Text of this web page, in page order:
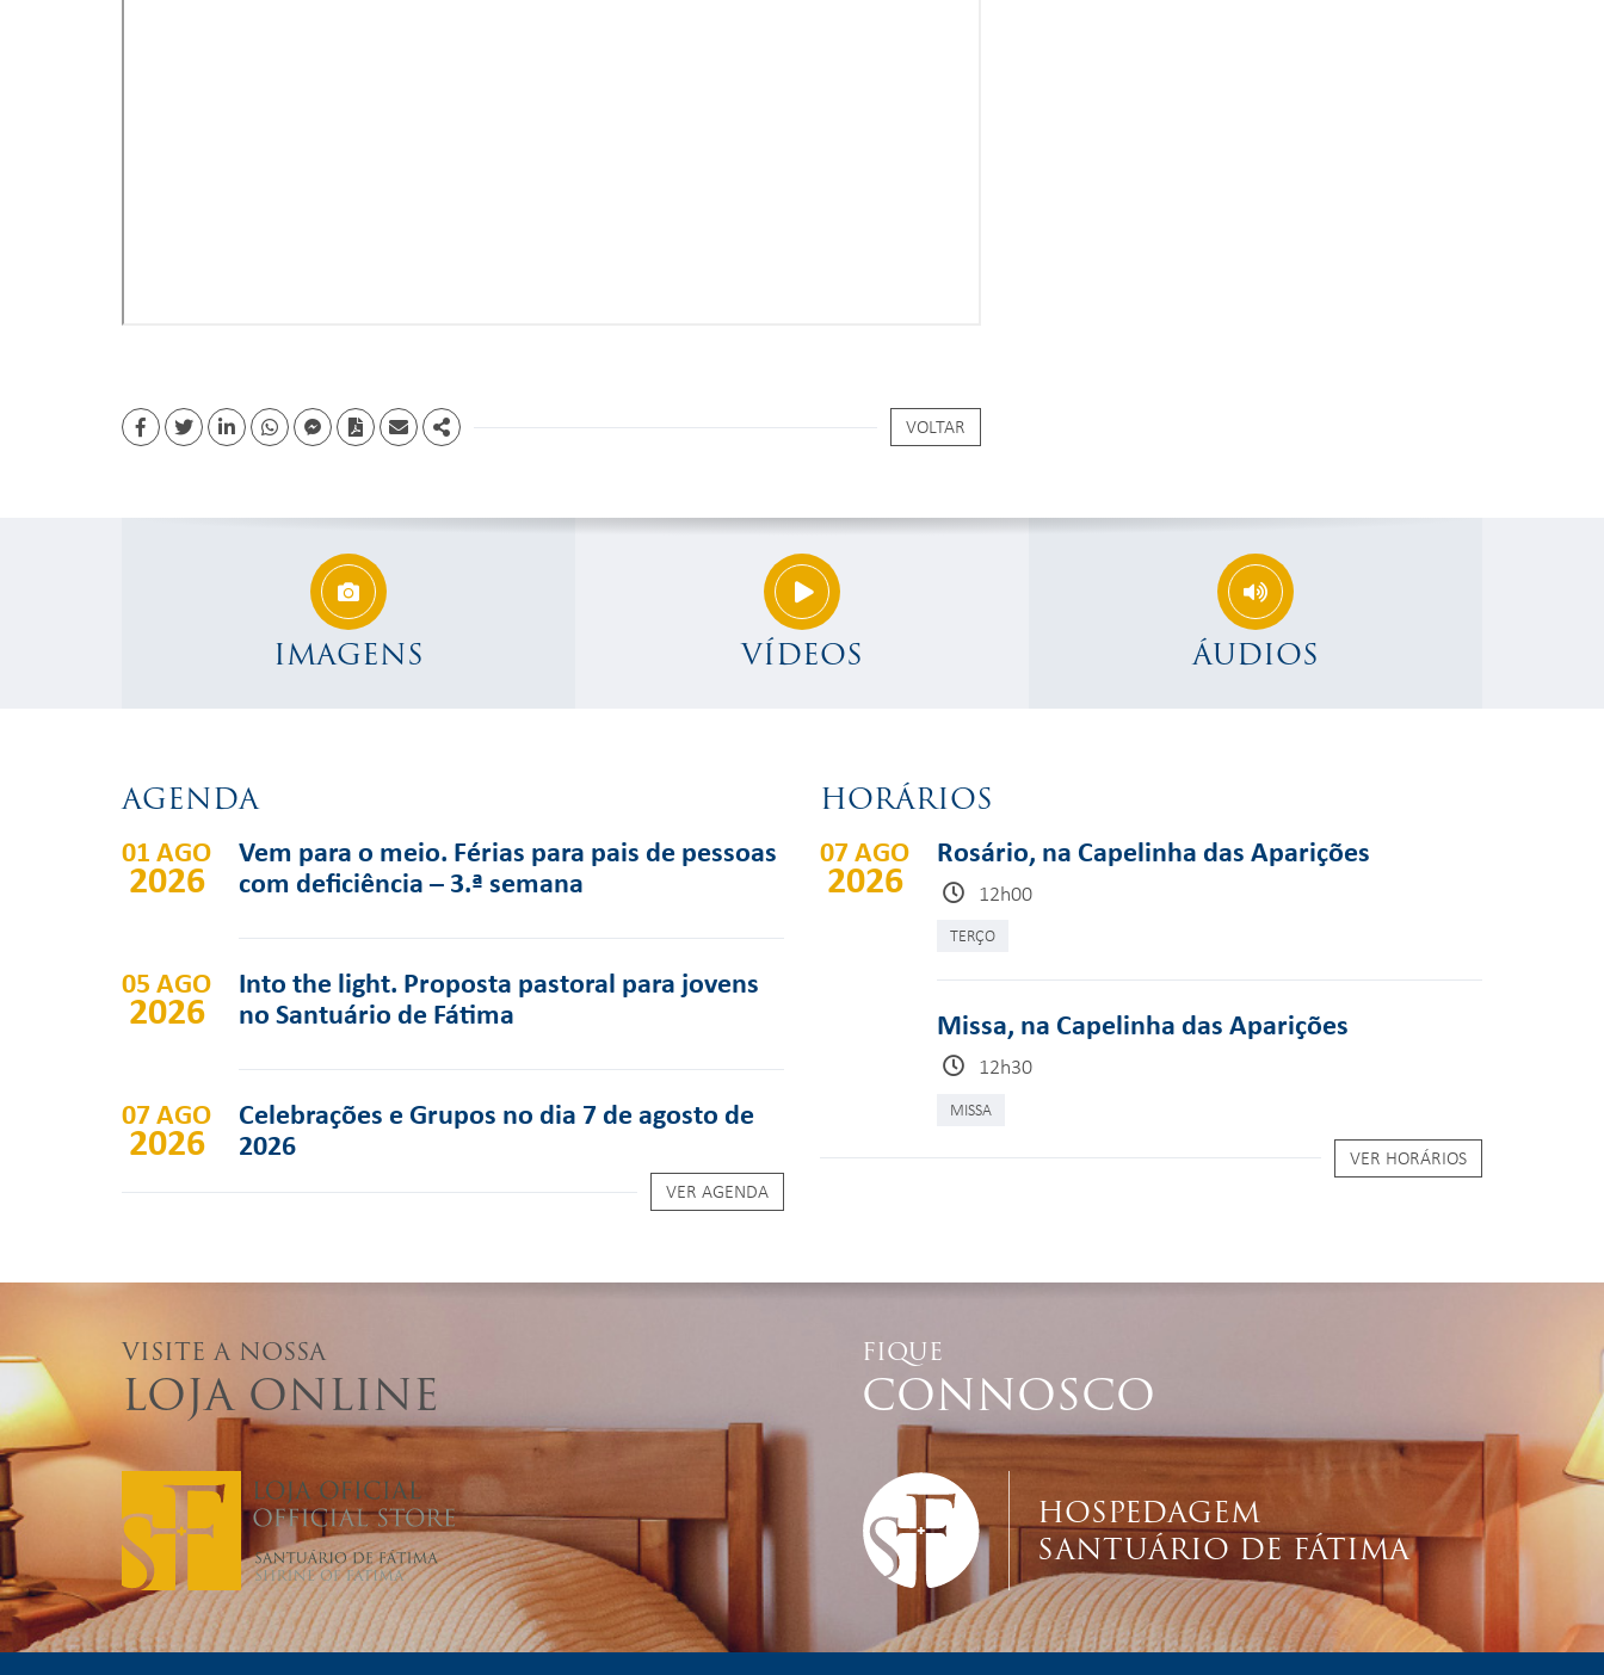
FacebookTwitterLinkedinwhatsappfacebook messenger
PDF EmailShare
VOLTAR
IMAGENS VÍDEOS ÁUDIOS
AGENDA
01 AGO
2026
Vem para o meio. Férias para pais de pessoas
com deficiência – 3.ª semana
05 AGO
2026
Into the light. Proposta pastoral para jovens
no Santuário de Fátima
07 AGO
2026
Celebrações e Grupos no dia 7 de agosto de
2026
VER AGENDA
HORÁRIOS
07 AGO
2026
Rosário, na Capelinha das Aparições
12h00
TERÇO
Missa, na Capelinha das Aparições
12h30
MISSA
VER HORÁRIOS
VISITE A NOSSA
LOJA ONLINE
FIQUE
CONNOSCO
HOSPEDAGEM
SANTUÁRIO DE FÁTIMA